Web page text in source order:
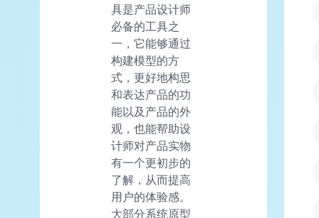
具是产品设计师
必备的工具之
一，它能够通过
构建模型的方
式，更好地构思
和表达产品的功
能以及产品的外
观，也能帮助设
计师对产品实物
有一个更初步的
了解，从而提高
用户的体验感。
大部分系统原型